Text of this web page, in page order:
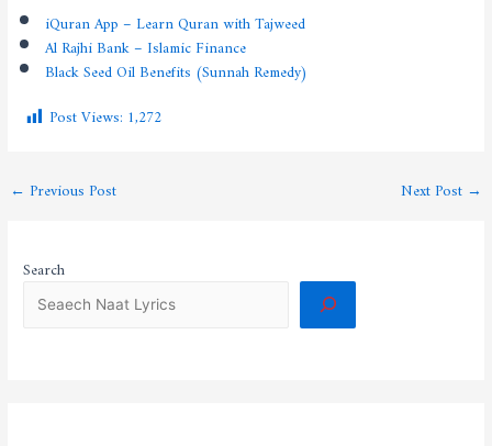
iQuran App – Learn Quran with Tajweed
Al Rajhi Bank – Islamic Finance
Black Seed Oil Benefits (Sunnah Remedy)
Post Views:1,272
← Previous Post Next Post→
Search